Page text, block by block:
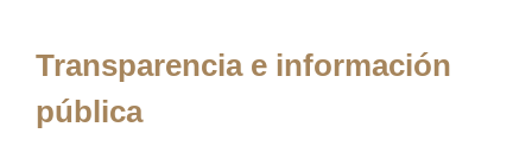
Transparencia e información
pública